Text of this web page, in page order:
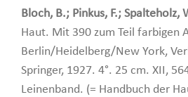
Bloch, B.; Pinkus, F.; Spalteholz,
Haut. Mit 390 zum Teil farbigen
Berlin/Heidelberg/New York,
Springer, 1927. 4°. 25 cm. XII,
Leinenband. (= Handbuch der